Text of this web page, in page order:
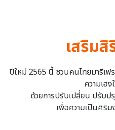
เสริม
ปีใหม่ 2565 นี้ ชวนคนไทยมารีเฟ
ความเฮ
ด้วยการปรับเปลี่ยน ปรับป
เพื่อความเป็นศิริ